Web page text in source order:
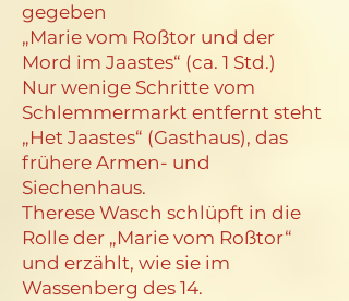
gegeben
„Marie vom Roßtor und der
Mord im Jaastes“ (ca. 1 Std.)
Nur wenige Schritte vom
Schlemmermarkt entfernt steht
„Het Jaastes“ (Gasthaus), das
frühere Armen- und
Siechenhaus.
Therese Wasch schlüpft in die
Rolle der „Marie vom Roßtor“
und erzählt, wie sie im
Wassenberg des 14.